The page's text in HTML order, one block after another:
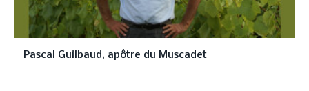
Pascal Guilbaud, apôtre du Muscadet